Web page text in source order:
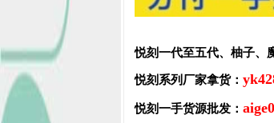
悦刻一代至五代、柚子、
悦刻系列厂家拿货：
悦刻一手货源批发：